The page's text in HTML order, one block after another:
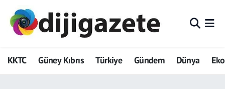
KKTC Güney Kıbrıs Türkiye Gündem Dünya
ADVERTORIAL
Dijigazete
Hava Durumu
Trafik Durumu